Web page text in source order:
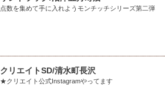
点数を集めて手に入れようモンチッチシリーズ第二弾
クリエイトSD/清水町長沢
★クリエイト公式Instagramやってます